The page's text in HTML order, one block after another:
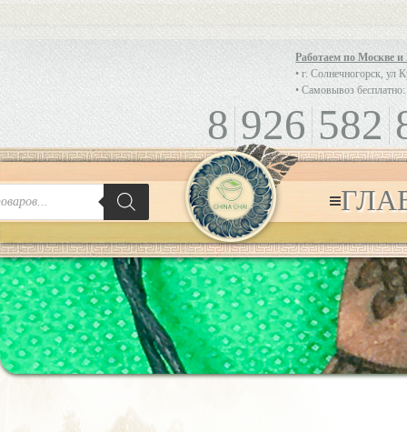
Работаем по Москве
• г. Солнечногорск, ул
• Самовывоз
8 926 582